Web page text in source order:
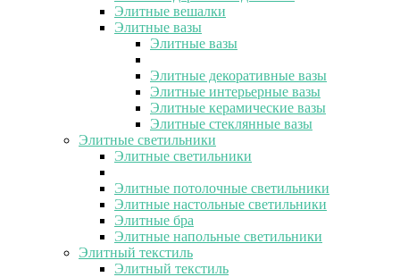
Элитные вешалки
Элитные вазы
Элитные вазы
Элитные декоративные вазы
Элитные интерьерные вазы
Элитные керамические вазы
Элитные стеклянные вазы
Элитные светильники
Элитные светильники
Элитные потолочные светильники
Элитные настольные светильники
Элитные бра
Элитные напольные светильники
Элитный текстиль
Элитный текстиль